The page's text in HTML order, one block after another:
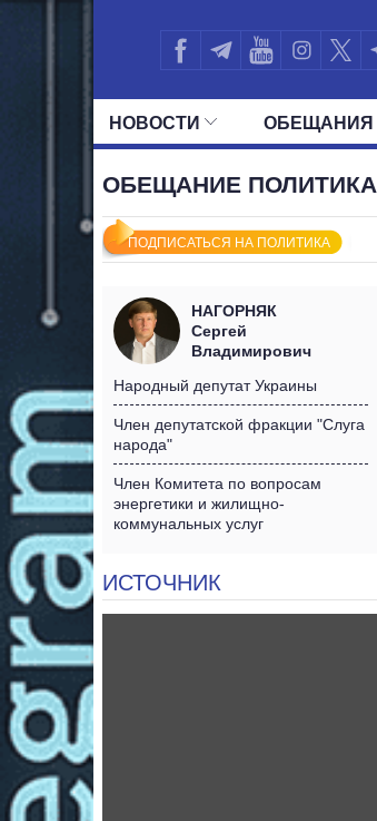
НОВОСТИ ОБЕЩАНИЯ
ОБЕЩАНИЕ ПОЛИТИКА
ПОДПИСАТЬСЯ НА ПОЛИТИКА
НАГОРНЯК
Сергей
Владимирович
Народный депутат Украины
Член депутатской фракции "Слуга
народа"
Член Комитета по вопросам
энергетики и жилищно-
коммунальных услуг
ИСТОЧНИК